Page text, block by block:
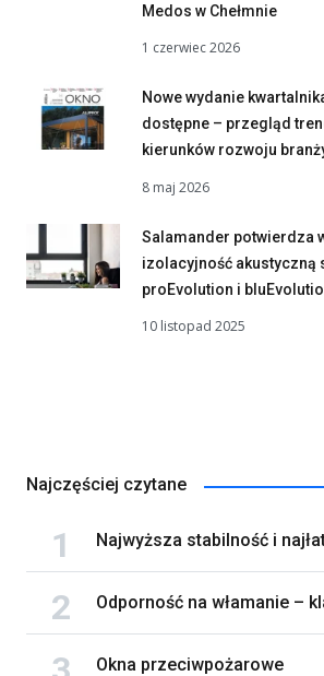
Medos w Chełmnie
1 czerwiec 2026
Nowe wydanie
dostępne – przegląd
kierunków rozwoju
8 maj 2026
Salamander potwierdza
izolacyjność akustyczną
proEvolution i
10 listopad 2025
Najczęściej czytane
Najwyższa stabilność i
Odporność na włamanie –
Okna przeciwpożarowe